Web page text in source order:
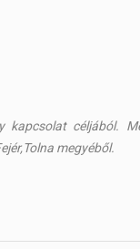
kapcsolat céljából.
megyéből.